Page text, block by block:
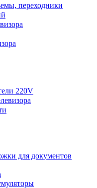
переходники
220V
для документов